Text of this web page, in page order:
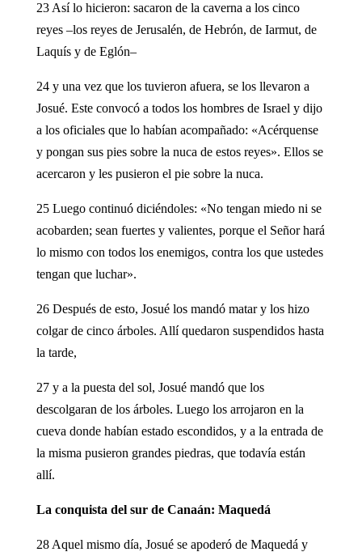
23 Así lo hicieron: sacaron de la caverna a los cinco
reyes –los reyes de Jerusalén, de Hebrón, de Iarmut, de
Laquís y de Eglón–
24 y una vez que los tuvieron afuera, se los llevaron a
Josué. Este convocó a todos los hombres de Israel y dijo
a los oficiales que lo habían acompañado: «Acérquense
y pongan sus pies sobre la nuca de estos reyes». Ellos se
acercaron y les pusieron el pie sobre la nuca.
25 Luego continuó diciéndoles: «No tengan miedo ni se
acobarden; sean fuertes y valientes, porque el Señor hará
lo mismo con todos los enemigos, contra los que ustedes
tengan que luchar».
26 Después de esto, Josué los mandó matar y los hizo
colgar de cinco árboles. Allí quedaron suspendidos hasta
la tarde,
27 y a la puesta del sol, Josué mandó que los
descolgaran de los árboles. Luego los arrojaron en la
cueva donde habían estado escondidos, y a la entrada de
la misma pusieron grandes piedras, que todavía están
allí.
La conquista del sur de Canaán: Maquedá
28 Aquel mismo día, Josué se apoderó de Maquedá y